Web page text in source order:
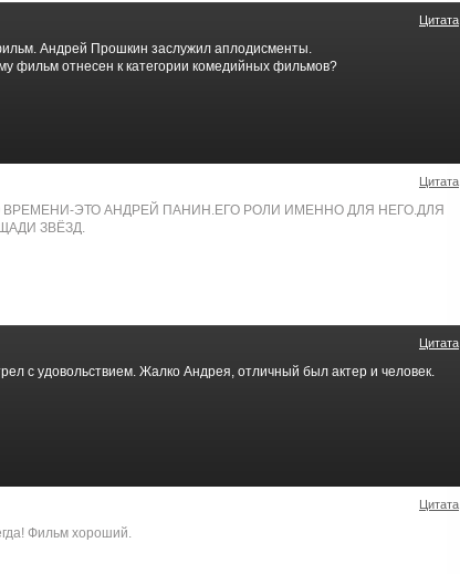
Цитата
Андрей Прошкин заслужил аплодисменты.
фильм отнесен к категории комедийных фильмов?
Цитата
ЭТО АНДРЕЙ ПАНИН.ЕГО РОЛИ ИМЕННО ДЛЯ НЕГО.ДЛЯ
ЗВЁЗД.
Цитата
с удовольствием. Жалко Андрея, отличный был актер и человек.
Цитата
Фильм хороший.